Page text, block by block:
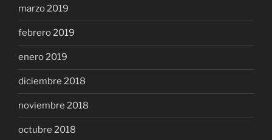
marzo 2019
febrero 2019
enero 2019
diciembre 2018
noviembre 2018
octubre 2018